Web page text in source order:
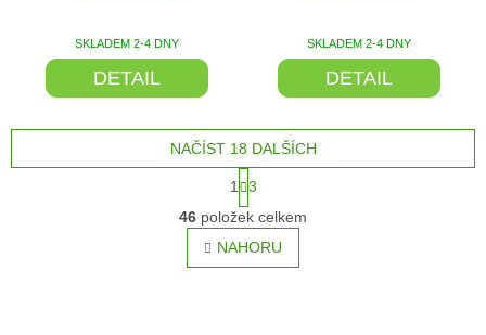
SKLADEM 2-4 DNY
DETAIL
SKLADEM 2-4 DNY
DETAIL
O
v
l
á
NAČÍST 18 DALŠÍCH
t
r
á
n
k
1
3
46 položek celkem
NAHORU